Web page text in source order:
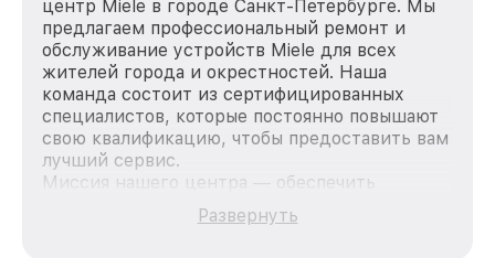
центр Miele в городе Санкт-Петербурге. Мы
предлагаем профессиональный ремонт и
обслуживание устройств Miele для всех
жителей города и окрестностей. Наша
команда состоит из сертифицированных
специалистов, которые постоянно повышают
свою квалификацию, чтобы предоставить вам
лучший сервис.
Миссия нашего центра — обеспечить
качественный и доступный ремонт для
каждого пользователя продукции Miele, вне
Развернуть